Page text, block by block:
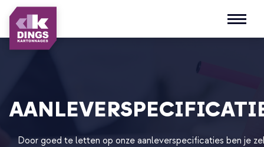
Open
Door goed te letten op onze aanleverspecificaties ben je